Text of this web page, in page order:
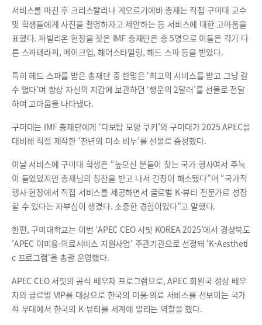
서비스를 마친 후 크리스탈리나 게오르기에바 총재는 직접 구미대 교수
및 학생들에게 사진을 촬영하자고 제안하는 등 서비스에 대한 고마움을
표했다. 파빌리온 현장을 찾은 IMF 총재단은 총 5명으로 이들은 각기 다
른 스파테라피, 메이크업, 헤어스타일링, 헤드 스파 등을 받았다.
특히 헤드 스파를 받은 총재단 중 한명은 ‘최고의 서비스를 받고 그냥 갈
수 없다’며 항상 자신의 지갑에 보관하던 ‘행운의 2달러’를 선물로 전달
하며 고마움을 나타냈다.
구미대는 IMF 총재단에게 ‘다보탑 모양 쿠키’와 구미대가 2025 APEC을
대비해 직접 제작한 ‘천년의 미소 비누’를 선물로 증정했다.
이날 서비스에 구미대 학생은 “높으신 분들이 찾는 국가 행사여서 주눅
이 들었었지만 총재님의 칭찬을 받고 나서 긴장이 해소됐다”며 “국가적
행사 현장에서 직접 서비스를 제공하면서 글로벌 K-뷰티 전문가로 성장
할 수 있다는 자부심이 생겼다. 소중한 경험이었다”고 말했다.
한편, 구미대학교는 이번 ‘APEC CEO 서밋 KOREA 2025’에서 경상북도
'APEC 이미용·의료서비스 지원사업' 주관기관으로 선정돼 'K-Aestheti
c 프로그램'을 총괄 운영했다.
APEC CEO 서밋의 공식 배우자 프로그램으로, APEC 회원국 정상 배우
자와 글로벌 VIP를 대상으로 한국의 미용·의료 서비스를 선보이는 국가
적 무대에서 한국의 K-뷰티를 세계에 알리는 역할을 했다.